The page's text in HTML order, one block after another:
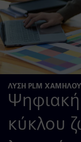
ΛΎΣΗ PLM
Ψηφιακή
κύκλου